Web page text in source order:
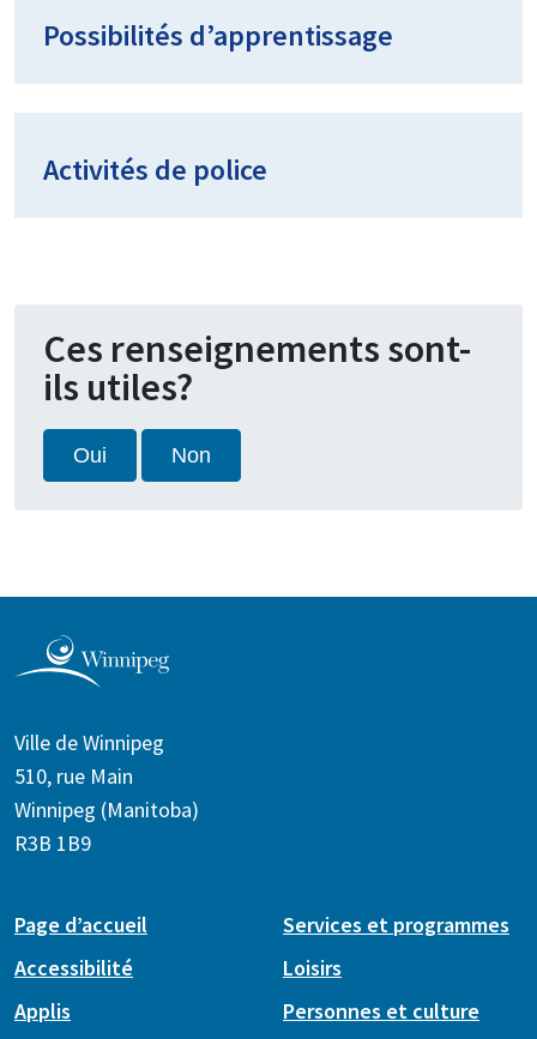
Possibilités d’apprentissage
Activités de police
Ces renseignements sont-
ils utiles?
Oui Non
Ville de Winnipeg
510, rue Main
Winnipeg (Manitoba)
R3B 1B9
Page d’accueil
Accessibilité
Applis
Services et programmes
Loisirs
Personnes et culture